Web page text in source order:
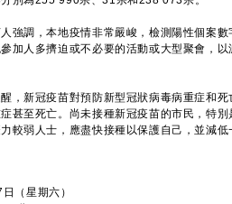
調，本地疫情非常嚴峻，檢測陽性個案數
加人多擠迫或不必要的活動或大型聚會，
新冠疫苗對預防新型冠狀病毒病重症和死
甚至死亡。尚未接種新冠疫苗的市民，特
較弱人士，應盡快接種以保護自己，並減低
（星期六）